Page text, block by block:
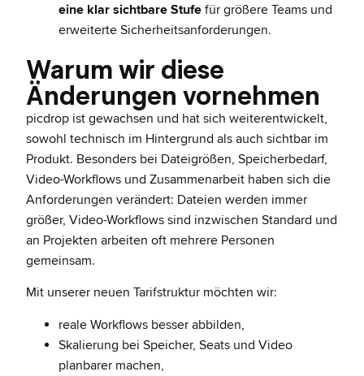
eine klar sichtbare Stufe für größere Teams und
erweiterte Sicherheitsanforderungen.
Warum wir diese
Änderungen vornehmen
picdrop ist gewachsen und hat sich weiterentwickelt,
sowohl technisch im Hintergrund als auch sichtbar im
Produkt. Besonders bei Dateigrößen, Speicherbedarf,
Video-Workflows und Zusammenarbeit haben sich die
Anforderungen verändert: Dateien werden immer
größer, Video-Workflows sind inzwischen Standard und
an Projekten arbeiten oft mehrere Personen
gemeinsam.
Mit unserer neuen Tarifstruktur möchten wir:
reale Workflows besser abbilden,
Skalierung bei Speicher, Seats und Video
planbarer machen,